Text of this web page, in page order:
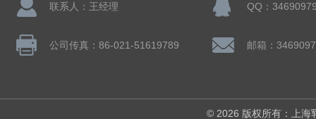
联系人：王经理 QQ：
公司传真：86-021-51619789 邮箱：
© 2026 版权所有：上